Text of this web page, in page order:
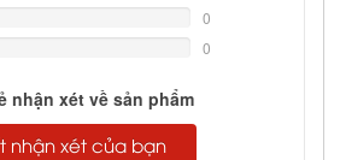
0
0
nhận xét về sản phẩm
nhận xét của bạn